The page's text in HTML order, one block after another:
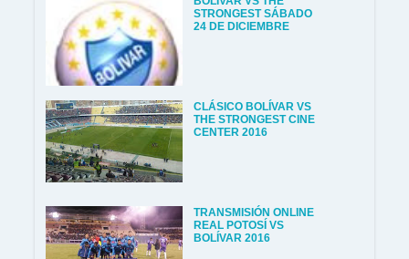
STRONGEST SÁBADO
24 DE DICIEMBRE
CLÁSICO BOLÍVAR VS
THE STRONGEST CINE
CENTER 2016
TRANSMISIÓN ONLINE
REAL POTOSÍ VS
BOLÍVAR 2016